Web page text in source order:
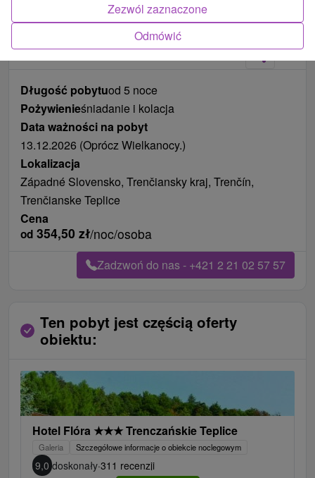
Zdjęcia od klientów
Długość pobytuod 5 noce
Pożywienieśniadanie i kolacja
Data ważności na pobyt
13.12.2026 (Oprócz Wielkanocy.)
Lokalizacja
Západné Slovensko, Trenčiansky kraj, Trenčín,
Trenčianske Teplice
Cena
od 354,50 zł/noc/osoba
Zadzwoń do nas - +421 2 21 02 57 57
Ten pobyt jest częścią oferty
obiektu:
Hotel Flóra ★★★Trenczańskie Teplice
Galeria Szczegółowe informacje o obiekcie noclegowym
9,0 doskonały·311 recenzji
Odmówić
Zezwól zaznaczone